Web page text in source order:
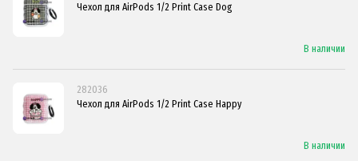
Чехол для AirPods 1/2 Print Case Dog
В наличии
282036
Чехол для AirPods 1/2 Print Case Happy
В наличии